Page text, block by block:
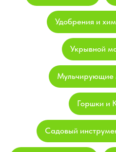
Удобрения и
Укрывной
Мульчирующие
Горшки и
Садовый